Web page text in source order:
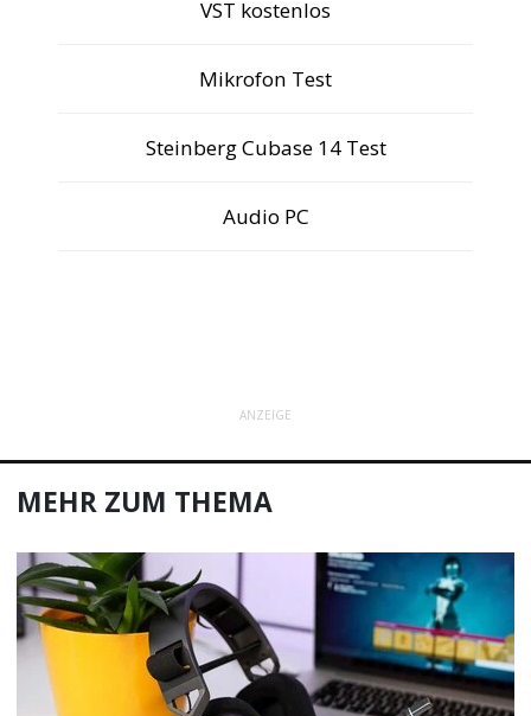
VST kostenlos
Mikrofon Test
Steinberg Cubase 14 Test
Audio PC
ANZEIGE
MEHR ZUM THEMA